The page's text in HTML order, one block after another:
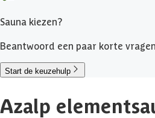
Sauna kiezen?
Beantwoord een paar korte
Start de keuzehulp
Azalp